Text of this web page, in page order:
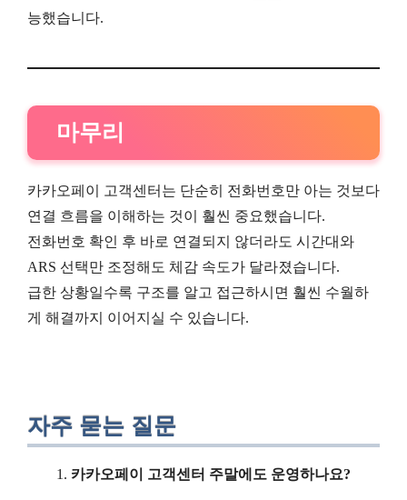
능했습니다.
마무리
카카오페이 고객센터는 단순히 전화번호만 아는 것보다
연결 흐름을 이해하는 것이 훨씬 중요했습니다.
전화번호 확인 후 바로 연결되지 않더라도 시간대와
ARS 선택만 조정해도 체감 속도가 달라졌습니다.
급한 상황일수록 구조를 알고 접근하시면 훨씬 수월하
게 해결까지 이어지실 수 있습니다.
자주 묻는 질문
카카오페이 고객센터 주말에도 운영하나요?